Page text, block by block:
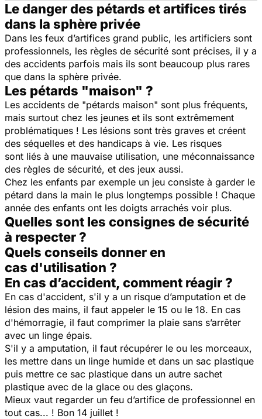
Le danger des pétards et artifices tirés
dans la sphère privée
Dans les feux d’artifices grand public, les artificiers sont
professionnels, les règles de sécurité sont précises, il y a
des accidents parfois mais ils sont beaucoup plus rares
que dans la sphère privée.
Les pétards "maison" ?
Les accidents de "pétards maison" sont plus fréquents,
mais surtout chez les jeunes et ils sont extrêmement
problématiques ! Les lésions sont très graves et créent
des séquelles et des handicaps à vie. Les risques
sont liés à une mauvaise utilisation, une méconnaissance
des règles de sécurité, et des jeux aussi.
Chez les enfants par exemple un jeu consiste à garder le
pétard dans la main le plus longtemps possible ! Chaque
année des enfants ont les doigts arrachés voir plus.
Quelles sont les consignes de sécurité
à respecter ?
Quels conseils donner en
cas d'utilisation ?
En cas d’accident, comment réagir ?
En cas d'accident, s'il y a un risque d’amputation et de
lésion des mains, il faut appeler le 15 ou le 18. En cas
d'hémorragie, il faut comprimer la plaie sans s’arrêter
avec un linge épais.
S'il y a amputation, il faut récupérer le ou les morceaux,
les mettre dans un linge humide et dans un sac plastique
puis mettre ce sac plastique dans un autre sachet
plastique avec de la glace ou des glaçons.
Mieux vaut regarder un feu d’artifice de professionnel en
tout cas... ! Bon 14 juillet !